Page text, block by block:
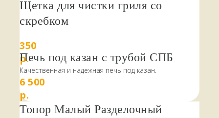
Щетка для чистки гриля со
скребком
350
р.
Печь под казан с трубой СПБ
Качественная и надежная печь под казан.
6 500
р.
Топор Малый Разделочный